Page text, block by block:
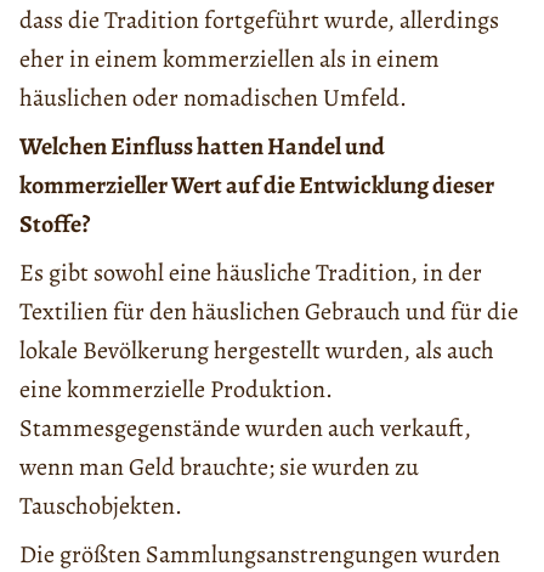
dass die Tradition fortgeführt wurde, allerdings
eher in einem kommerziellen als in einem
häuslichen oder nomadischen Umfeld.
Welchen Einfluss hatten Handel und
kommerzieller Wert auf die Entwicklung dieser
Stoffe?
Es gibt sowohl eine häusliche Tradition, in der
Textilien für den häuslichen Gebrauch und für die
lokale Bevölkerung hergestellt wurden, als auch
eine kommerzielle Produktion.
Stammesgegenstände wurden auch verkauft,
wenn man Geld brauchte; sie wurden zu
Tauschobjekten.
Die größten Sammlungsanstrengungen wurden